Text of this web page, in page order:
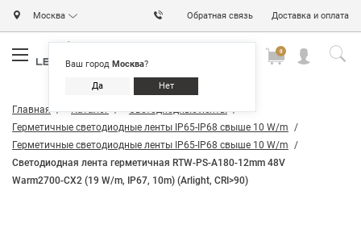
Москва
Ваш город Москва?
Да Нет
Обратная связь Доставка и оплата
0
Главная Каталог
Светодиодные ленты
Герметичные светодиодные ленты IP65-IP68 свыше 10 W/m
Герметичные светодиодные ленты IP65-IP68 свыше 10 W/m
Светодиодная лента герметичная RTW-PS-A180-12mm 48V
Warm2700-CX2 (19 W/m, IP67, 10m) (Arlight, CRI>90)